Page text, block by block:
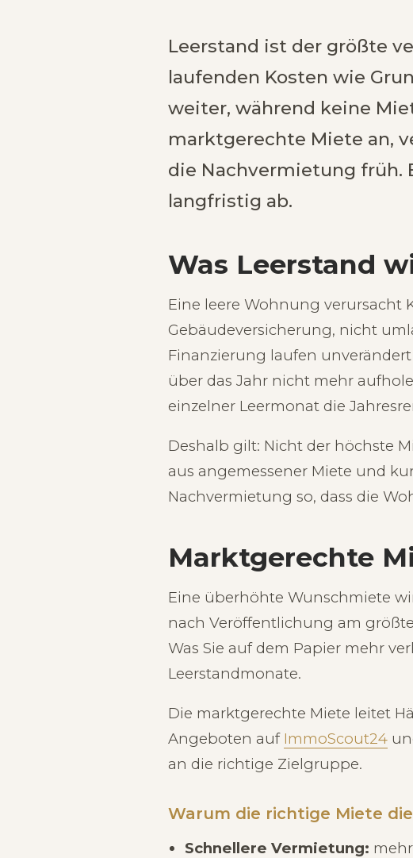
Leerstand ist der größte
laufenden Kosten wie
weiter, während keine
marktgerechte Miete an,
die Nachvermietung früh.
langfristig ab.
Was Leerstand
Eine leere Wohnung verursacht
Gebäudeversicherung, nicht
Finanzierung laufen
über das Jahr nicht mehr
einzelner Leermonat die
Deshalb gilt: Nicht der höchste
aus angemessener Miete und
Nachvermietung so, dass die
Marktgerechte
Eine überhöhte Wunschmiete
nach Veröffentlichung am
Was Sie auf dem Papier mehr
Leerstandmonate.
Die marktgerechte Miete leitet
Angeboten auf ImmoScout24
an die richtige Zielgruppe.
Warum die richtige Miete
Schnellere Vermietung: